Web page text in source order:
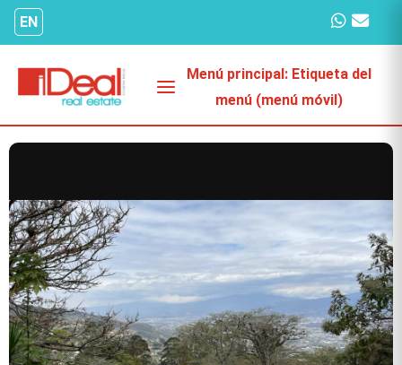
Omitir
EN
Menú principal: Etiqueta del
menú (menú móvil)